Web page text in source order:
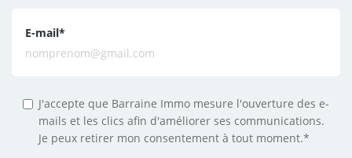
E-mail*
J'accepte que Barraine Immo mesure l'ouverture des e-
mails et les clics afin d'améliorer ses communications.
Je peux retirer mon consentement à tout moment.*